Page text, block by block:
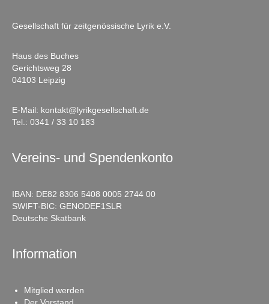
Gesellschaft für zeitgenössische Lyrik e.V.
Haus des Buches
Gerichtsweg 28
04103 Leipzig
E-Mail: kontakt@lyrikgesellschaft.de
Tel.: 0341 / 33 10 183
Vereins- und Spendenkonto
IBAN: DE82 8306 5408 0005 2744 00
SWIFT-BIC: GENODEF1SLR
Deutsche Skatbank
Information
Mitglied werden
Der Vorstand